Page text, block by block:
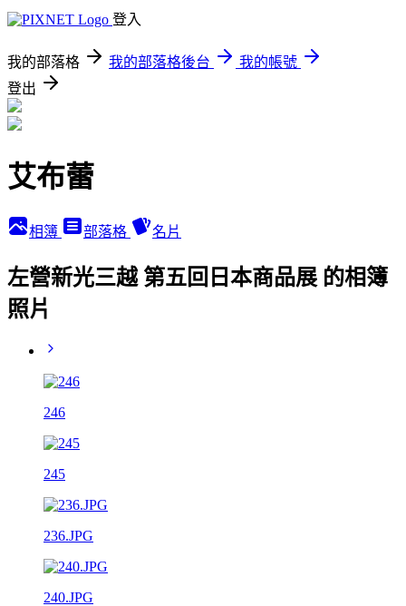
登入
我的部落格 我的部落格後台
我的帳號
登出
艾布蕾
相簿 部落格 名片
左營新光三越 第五回日本商品展 的相簿
照片
246
245
236.JPG
240.JPG